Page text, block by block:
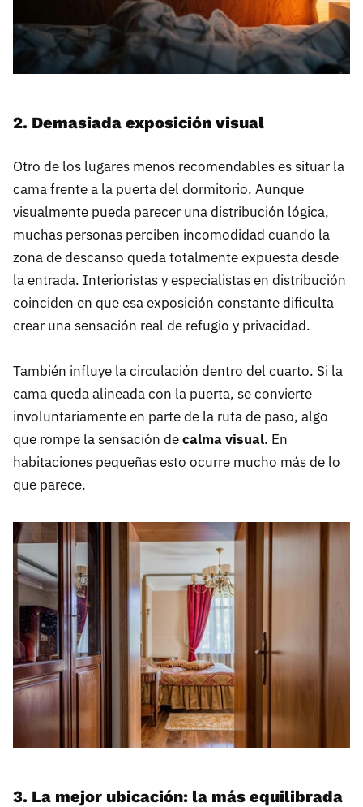
2.⁠ ⁠Demasiada exposición visual
Otro de los lugares menos recomendables es situar la
cama frente a la puerta del dormitorio. Aunque
visualmente pueda parecer una distribución lógica,
muchas personas perciben incomodidad cuando la
zona de descanso queda totalmente expuesta desde
la entrada. Interioristas y especialistas en distribución
coinciden en que esa exposición constante dificulta
crear una sensación real de refugio y privacidad.
También influye la circulación dentro del cuarto. Si la
cama queda alineada con la puerta, se convierte
involuntariamente en parte de la ruta de paso, algo
que rompe la sensación decalma visual. En
habitaciones pequeñas esto ocurre mucho más de lo
que parece.
3.⁠ ⁠La mejor ubicación: la más equilibrada